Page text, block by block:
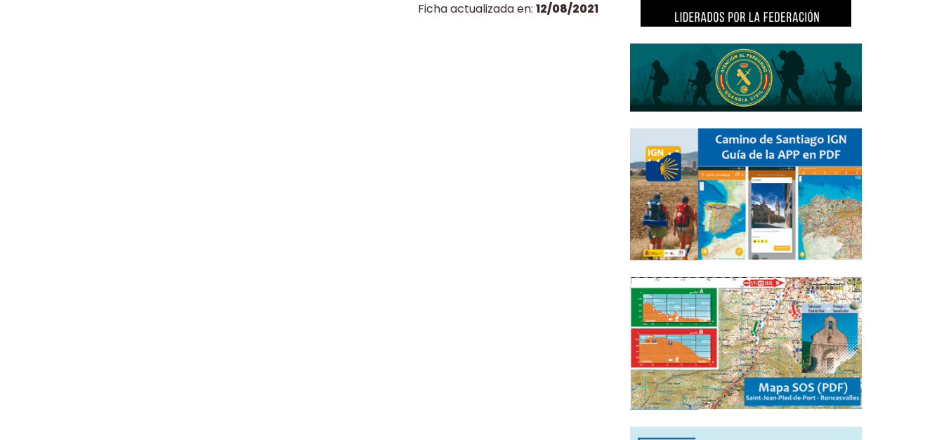
Ficha actualizada en: 12/08/2021